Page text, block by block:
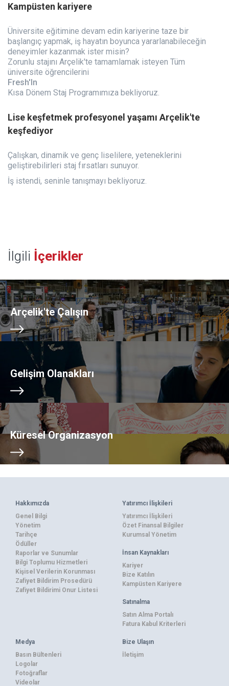
Kampüsten kariyere
Üniversite eğitimine devam edin kariyerine taze bir
başlangıç ​​yapmak, iş hayatın boyunca yararlanabileceğin
deneyimler kazanmak ister misin?
Zorunlu stajını Arçelik'te tamamlamak isteyen Tüm
üniversite öğrencilerini
Fresh'In
Kısa Dönem Staj Programımıza bekliyoruz.
Lise keşfetmek profesyonel yaşamı Arçelik'te
keşfediyor
Çalışkan, dinamik ve genç liselilere, yeteneklerini
geliştirebilirleri staj fırsatları sunuyor.
İş istendi, seninle tanışmayı bekliyoruz.
İlgili İçerikler
Arçelik'te Çalışın
Gelişim Olanakları
Küresel Organizasyon
Hakkımızda
Genel Bilgi
Yönetim
Tarihçe
Ödüller
Raporlar ve Sunumlar
Bilgi Toplumu Hizmetleri
Kişisel Verilerin Korunması
Zafiyet Bildirim Prosedürü
Zafiyet Bildirimi Onur Listesi
Yatırımcı İlişkileri
Yatırımcı İlişkileri
Özet Finansal Bilgiler
Kurumsal Yönetim
İnsan Kaynakları
Kariyer
Bize Katılın
Kampüsten Kariyere
Satınalma
Satın Alma Portalı
Fatura Kabul Kriterleri
Medya
Basın Bültenleri
Logolar
Fotoğraflar
Videolar
Bize Ulaşın
İletişim